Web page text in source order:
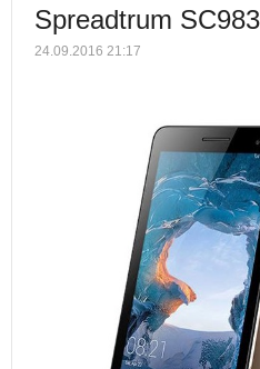
Spreadtrum
24.09.2016 21:17